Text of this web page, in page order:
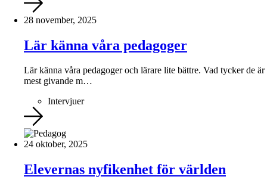
28 november, 2025
Lär känna våra pedagoger
Lär känna våra pedagoger och lärare lite bättre. Vad tycker de är
mest givande m…
Intervjuer
24 oktober, 2025
Elevernas nyfikenhet för världen